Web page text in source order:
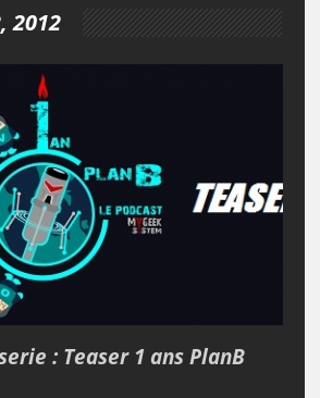
2012
: Teaser 1 ans PlanB